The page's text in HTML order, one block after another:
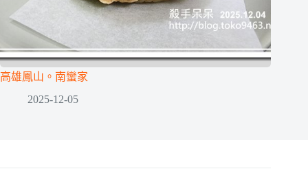
高雄鳳山。南蠻家
2025-12-05